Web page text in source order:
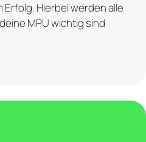
Hierbei werden alle
MPU wichtig sind